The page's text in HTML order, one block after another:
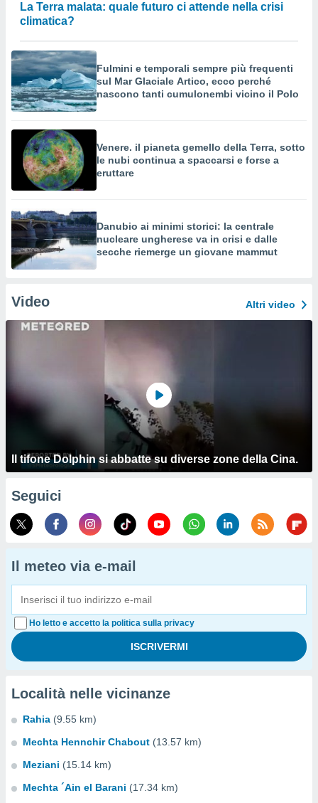
La Terra malata: quale futuro ci attende nella crisi
climatica?
Fulmini e temporali sempre più frequenti
sul Mar Glaciale Artico, ecco perché
nascono tanti cumulonembi vicino il Polo
Venere. il pianeta gemello della Terra, sotto
le nubi continua a spaccarsi e forse a
eruttare
Danubio ai minimi storici: la centrale
nucleare ungherese va in crisi e dalle
secche riemerge un giovane mammut
Video Altri video
Il tifone Dolphin si abbatte su diverse zone della Cina.
Seguici
Il meteo via e-mail
Ho letto e accetto la politica sulla privacy
Località nelle vicinanze
Rahia (9.55 km)
Mechta Hennchir Chabout (13.57 km)
Meziani (15.14 km)
Mechta ´Ain el Barani (17.34 km)